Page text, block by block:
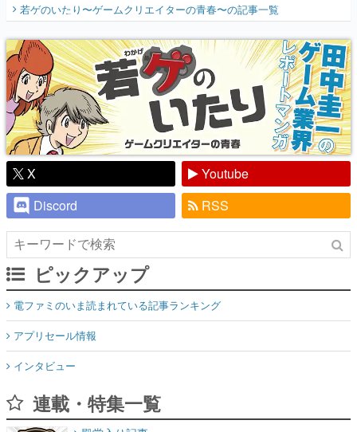
『少年ジャンプ』色だった【若ゲのいた
り】
若ゲのいたり〜ゲームクリエイターの青春〜の記事一覧
X
Youtube
Discord
RSS
ピックアップ
電ファミのいま読まれている記事ランキング
アプリセール情報
インタビュー
連載・特集一覧